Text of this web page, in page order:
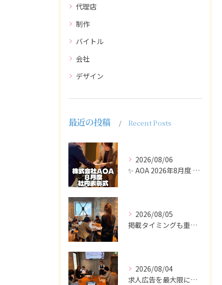
代理店
制作
バイトル
会社
デザイン
最近の投稿 Recent Posts
2026/08/06
✨ AOA 2026年8月度 表彰式レポート ✨
2026/08/05
掲載タイミングも重要で、業界動向や求職者の活動時期に合わせて...
2026/08/04
求人広告を最大限に活用するためには、ターゲット設定の精度を高...